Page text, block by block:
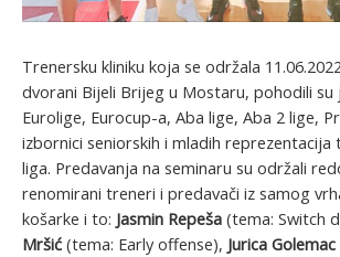
Trenersku kliniku koja se održala
dvorani Bijeli Brijeg u Mostaru, pohodili su
Eurolige, Eurocup-a, Aba lige, Aba 2 lige,
izbornici seniorskih i mladih reprezentacija
liga. Predavanja na seminaru su održali
renomirani treneri i predavači iz samog
košarke i to: Jasmin Repeša (tema: Switch
Mršić (tema: Early offense), Jurica Golemac